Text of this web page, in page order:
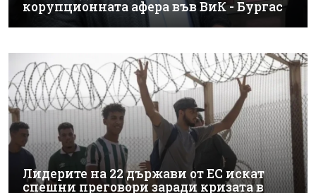
корупционната афера във ВиК - Бургас
Лидерите на 22 държави от ЕС искат
спешни преговори заради кризата в